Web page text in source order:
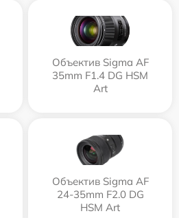
Объектив Sigma AF
35mm F1.4 DG HSM
Art
Объектив Sigma AF
24-35mm F2.0 DG
HSM Art